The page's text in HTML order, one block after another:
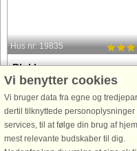
Hus nr: 19835
Blokhus
6 personer, 90 m²
50 m til kyst.
Enestående beliggenhed ca. 50
fra strand og hav og med en
panoramaudsigt over Vesterhavet
Vi benytter cookies
Vi bruger data fra egne og
dertil tilknyttede
services, til at følge din brug af
mest relevante budskaber til dig.